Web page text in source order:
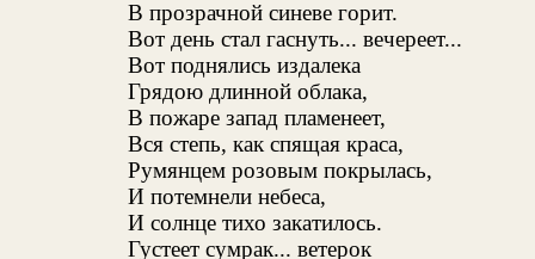
В прозрачной синеве горит.
Вот день стал гаснуть... вечереет...
Вот поднялись издалека
Грядою длинной облака,
В пожаре запад пламенеет,
Вся степь, как спящая краса,
Румянцем розовым покрылась,
И потемнели небеса,
И солнце тихо закатилось.
Густеет сумрак... ветерок